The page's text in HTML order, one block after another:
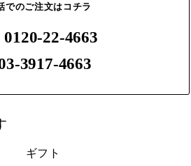
でのご注文はコチラ
0120-22-4663
3917-4663
ギフト